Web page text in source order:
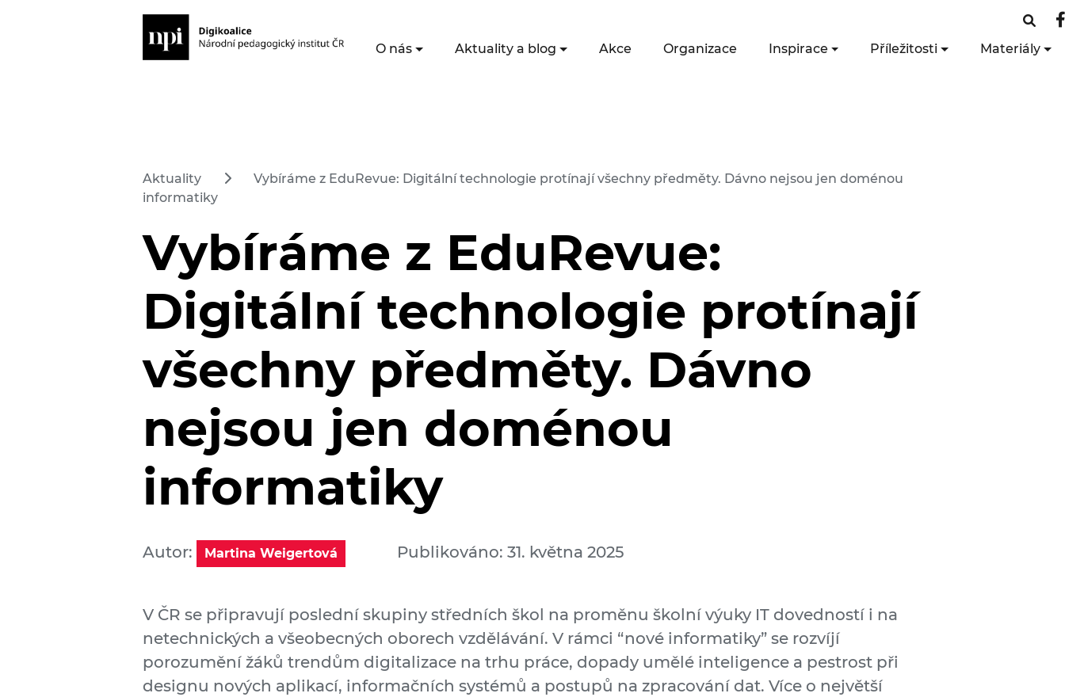
O nás Aktuality a blog Akce Organizace Inspirace Příležitosti Materiály
Aktuality
Vybíráme z EduRevue: Digitální technologie protínají všechny předměty. Dávno nejsou jen doménou
informatiky
Vybíráme z EduRevue:
Digitální technologie protínají
všechny předměty. Dávno
nejsou jen doménou
informatiky
Autor: Martina Weigertová Publikováno: 31. května 2025
V ČR se připravují poslední skupiny středních škol na proměnu školní výuky IT dovedností i na
netechnických a všeobecných oborech vzdělávání. V rámci “nové informatiky” se rozvíjí
porozumění žáků trendům digitalizace na trhu práce, dopady umělé inteligence a pestrost při
designu nových aplikací, informačních systémů a postupů na zpracování dat. Více o největší